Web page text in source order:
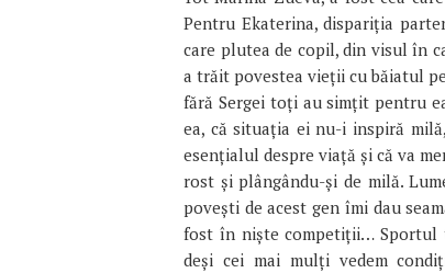
Pentru Ekaterina, dispariția
care plutea de copil, din visul în
a trăit povestea vieții cu băiatul
fără Sergei toți au simțit pentru
ea, că situația ei nu-i inspiră
esențialul despre viață și că va
rost și plângându-și de milă.
povești de acest gen îmi dau
fost în niște competiții… Sportul
deși cei mai mulți vedem